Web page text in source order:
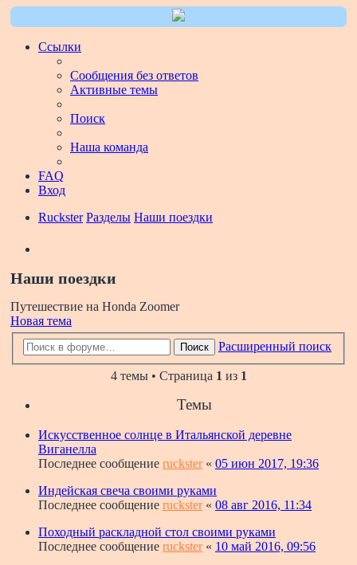
Ссылки
Сообщения без ответов
Активные темы
Поиск
Наша команда
FAQ
Вход
Ruckster Разделы Наши поездки
Наши поездки
Путешествие на Honda Zoomer
Новая тема
Поиск Расширенный поиск
4 темы • Страница 1 из 1
Темы
Искусственное солнце в Итальянской деревне
Виганелла
Последнее сообщение ruckster« 05 июн 2017, 19:36
Индейская свеча своими руками
Последнее сообщение ruckster« 08 авг 2016, 11:34
Походный раскладной стол своими руками
Последнее сообщение ruckster« 10 май 2016, 09:56